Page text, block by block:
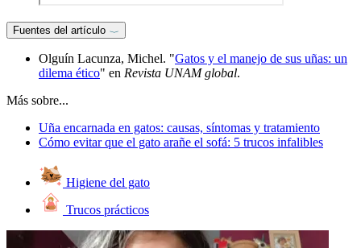
Fuentes del artículo
Olguín Lacunza, Michel. "Gatos y el manejo de sus uñas: un
dilema ético" en Revista UNAM global.
Más sobre...
Uña encarnada en gatos: causas, síntomas y tratamiento
Cómo evitar que el gato arañe el sofá: 5 trucos infalibles
Higiene del gato
Trucos prácticos